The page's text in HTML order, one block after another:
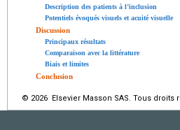
Description des patients à l’inclusion
Potentiels évoqués visuels et acuité visuelle
Discussion
Principaux résultats
Comparaison avec la littérature
Biais et limites
Conclusion
© 2026 Elsevier Masson SAS. Tous droits